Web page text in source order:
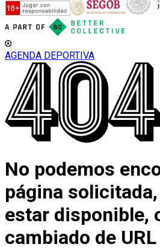
AGENDA DEPORTIVA
No podemos
página
estar disponible,
cambiado de URL